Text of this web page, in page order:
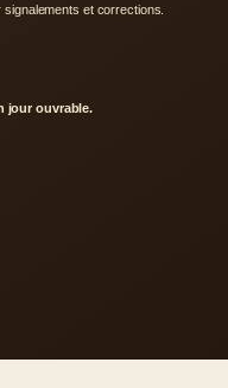
et corrections.
jour ouvrable.